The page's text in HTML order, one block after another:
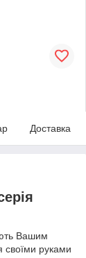
Доставка
Вашим
своїми руками